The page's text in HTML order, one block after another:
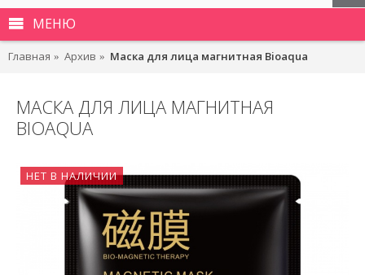
МЕНЮ
Главная Архив Маска для лица магнитная Bioaqua
МАСКА ДЛЯ ЛИЦА МАГНИТНАЯ
BIOAQUA
НЕТ В НАЛИЧИИ